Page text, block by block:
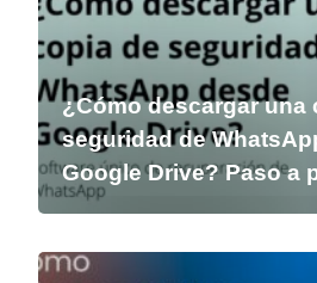
¿Cómo descargar una
seguridad de
Google Drive? Paso a